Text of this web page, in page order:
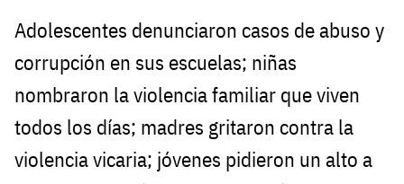
Adolescentes denunciaron casos de abuso y
corrupción en sus escuelas; niñas
nombraron la violencia familiar que viven
todos los días; madres gritaron contra la
violencia vicaria; jóvenes pidieron un alto a